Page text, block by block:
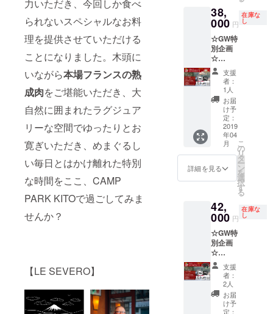
力いただき、今回しか食べ
られないスペシャルなお料
理を提供させていただける
ことになりました。木頭に
いながら本場フランスの熟
成肉をご堪能いただき、大
自然に囲まれたラグジュア
リーな空間でゆったりとお
寛ぎいただき、めまぐるし
い毎日とはかけ離れた特別
な時間をここ、CAMP
PARK KITOで過ごしてみま
せんか？
【LE SEVERO】
す。 ＊
チェッ
クイン
は14時
以降、
ディ
ナーは
18:00〜
予定し
ており
ます。
＊朝食
も特別
ニュー
レッ
ト・
ディー
をメイ
ンにご
用意い
たしま
す。
円、お
二人追
る場合
は合計
62,000
円のご
支援を
お願い
いたし
ます。
追加し
忘れて
しまっ
た場合
地にて
ご精算
す。 ＊
チェッ
クイン
は14時
以降、
ディ
ナーは
18:00〜
予定し
ており
ます。
チェッ
クイン
は14時
以降、
ディ
ナーは
18:00〜
予定し
ており
ます。
＊朝食
も特別
ニュー
の、ガ
レッ
ト・
をメイ
ンにご
たしま
す。
・入浴
無料券
×2 ・ス
ペシャ
ルモー
ニング
×2 ・次
回宿泊
20%OF
Fクーポ
礼のお
手紙 ＊
2019年
4月30日
のみの
ご利用
チェッ
クイン
は14時
以降、
ディ
ナーは
18:00〜
予定し
ており
ます。
＊朝食
だけま
す。2泊
と3泊な
ど、日
程を分
けても
ご利用
いただ
けい
る、お
得な回
数券で
す。 ・
5泊分宿
泊券 ・
BBQ券
×10（飲
無料券
×10 ・
朝食×10
・次回
宿泊
20%OF
Fクーポ
礼のお
手紙 ＊
2019年
38,
000 円
在庫な
し
☆GW特
別企画
☆
【SEVE
ROスペ
シャル
ディ
ナーペ
ア券+常
設テン
ト宿
泊】
[2019年
5月1日
限定1
組]
Oスペ
シャル
ディ
ナーと
モーニ
ングの
ペア
券、常
設テン
トに1泊
いただ
支援
者：
1人
お届
け予
定：
2019
年04
月
詳細を見る
こ
の
リ
タ
ー
ン
を
選
択
す
る
42,
000 円
在庫な
し
☆GW特
別企画
☆
【SEVE
ROスペ
シャル
ディ
ナーペ
ア券
支援
者：
2人
お届
け予
定：